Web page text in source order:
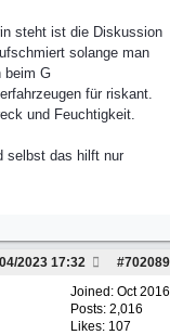
steht ist die Diskussion
solange man
beim G
für riskant.
und Feuchtigkeit.
selbst das hilft nur
#702089
2023 17:32
Joined: Oct 2016
Posts: 2,016
Likes: 107